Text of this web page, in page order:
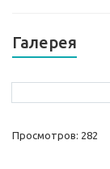
Галерея
Просмотров: 282